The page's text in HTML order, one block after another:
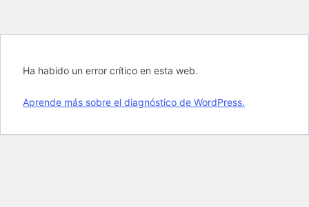
Ha habido un error crítico en esta web.
Aprende más sobre el diagnóstico de WordPress.